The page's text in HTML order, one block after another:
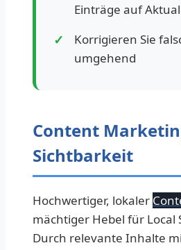
Einträge auf
Korrigieren Sie
umgehend
Content
Sichtbarkeit
Hochwertiger, lokaler
mächtiger Hebel für Local
Durch relevante Inhalte